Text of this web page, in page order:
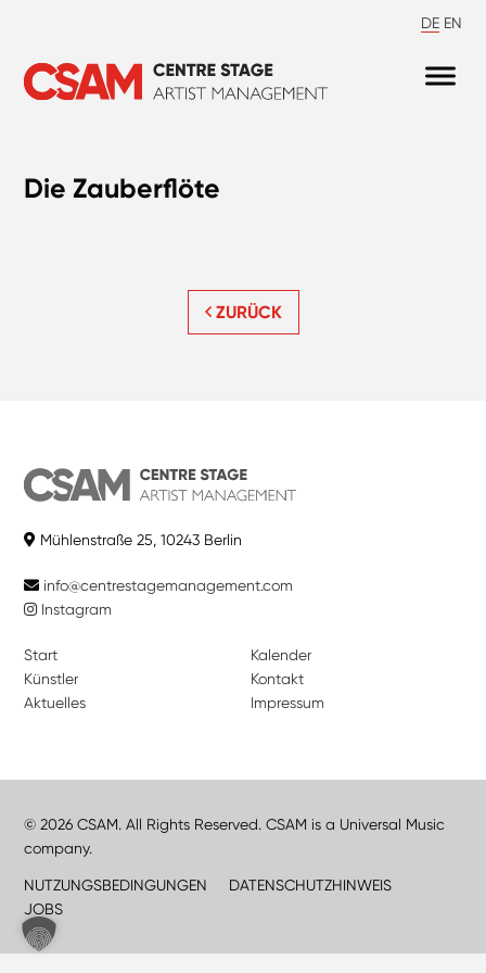
DE EN
Die Zauberflöte
ZURÜCK
Mühlenstraße 25, 10243 Berlin
info@centrestagemanagement.com
Instagram
Start
Künstler
Aktuelles
Kalender
Kontakt
Impressum
© 2026 CSAM. All Rights Reserved. CSAM is a Universal Music
company.
NUTZUNGSBEDINGUNGEN
DATENSCHUTZHINWEIS
JOBS